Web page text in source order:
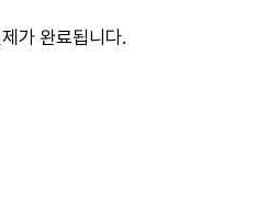
가 완료됩니다.